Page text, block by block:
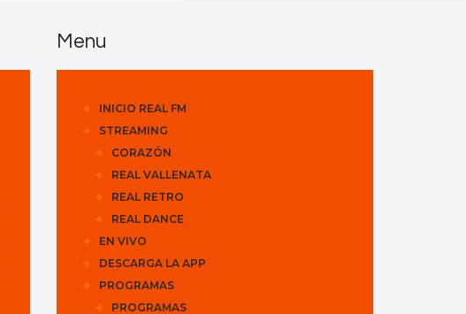
Menu
INICIO REAL FM
STREAMING
CORAZÓN
REAL VALLENATA
REAL RETRO
REAL DANCE
EN VIVO
DESCARGA LA APP
PROGRAMAS
PROGRAMAS